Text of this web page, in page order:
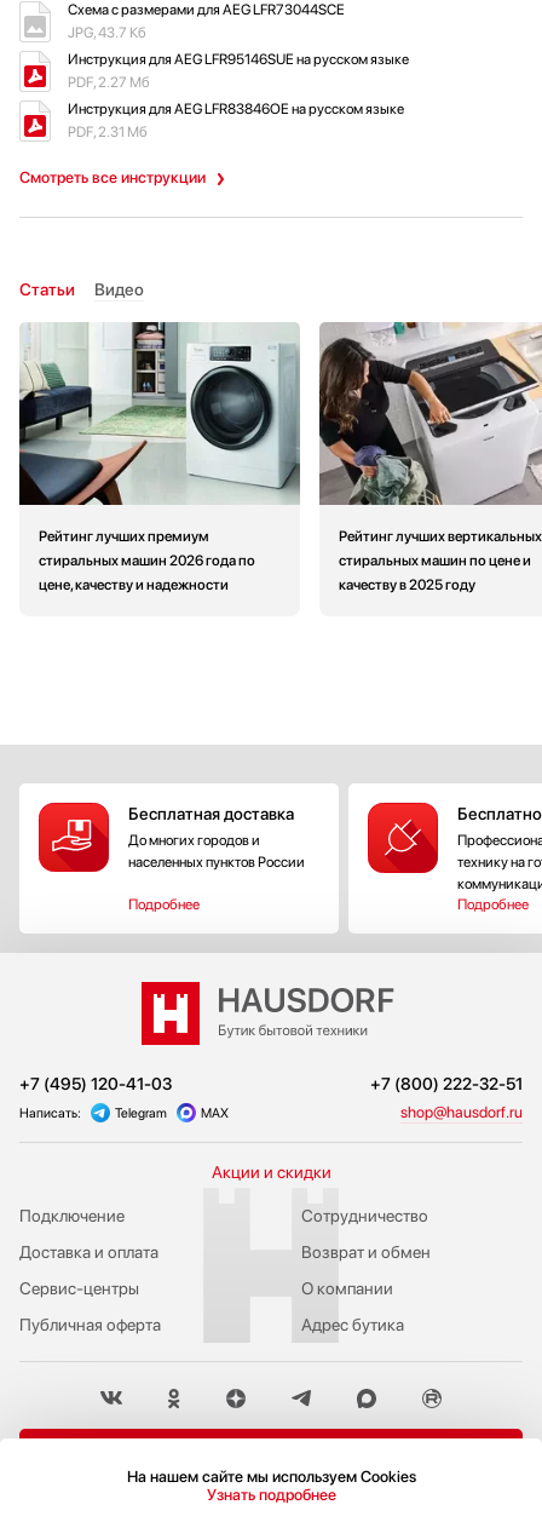
Смотреть все инструкции
Схема с размерами для AEG LFR73044SCE
JPG, 43.7 Кб
Инструкция для AEG LFR95146SUE на русском языке
PDF, 2.27 Мб
Инструкция для AEG LFR83846OE на русском языке
PDF, 2.31 Мб
Статьи Видео
Рейтинг лучших премиум
стиральных машин 2026 года по
цене, качеству и надежности
Рейтинг лучших вертикальных
стиральных машин по цене и
качеству в 2025 году
Бесплатная доставка
До многих городов и
населенных пунктов России
Подробнее
технику на
Подробнее
+7 (495) 120-41-03 +7 (800) 222-32-51
Написать: Telegram MAX shop@hausdorf.ru
Акции и скидки
Подключение
Публичная оферта
Сервис-центры
Доставка и оплата
Сотрудничество
Возврат и обмен
О компании
Адрес бутика
Политика конфиденциальности
На нашем сайте мы используем Cookies
Узнать подробнее